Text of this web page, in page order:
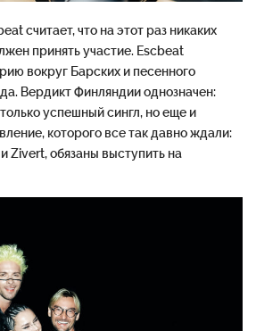
считает, что на этот раз никаких
принять участие. Escbeat
вокруг Барских и песенного
Вердикт Финляндии однозначен:
успешный сингл, но еще и
которого все так давно ждали:
Zivert, обязаны выступить на